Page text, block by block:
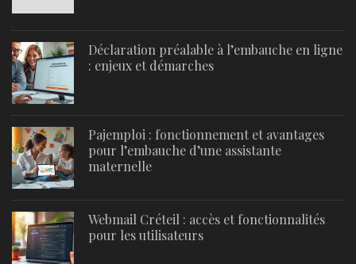
Déclaration préalable à l’embauche en ligne
: enjeux et démarches
Pajemploi : fonctionnement et avantages
pour l’embauche d’une assistante
maternelle
Webmail Créteil : accès et fonctionnalités
pour les utilisateurs